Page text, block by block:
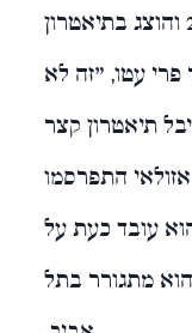
קריאה בתיאטרון צוותא ב-2012 והוצג בתיאטרון
מחזה קצר פרי עטו, "זה לא
תיאטרון קצר
התפרסמו
עובד כעת על
מתגורר בתל